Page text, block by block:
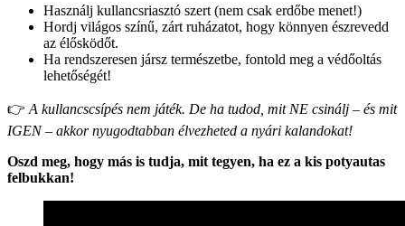
Használj kullancsriasztó szert (nem csak erdőbe menet!)
Hordj világos színű, zárt ruházatot, hogy könnyen észrevedd
az élősködőt.
Ha rendszeresen jársz természetbe, fontold meg a védőoltás
lehetőségét!
👉 A kullancscsípés nem játék. De ha tudod, mit NE csinálj – és mit
IGEN – akkor nyugodtabban élvezheted a nyári kalandokat!
Oszd meg, hogy más is tudja, mit tegyen, ha ez a kis potyautas
felbukkan!